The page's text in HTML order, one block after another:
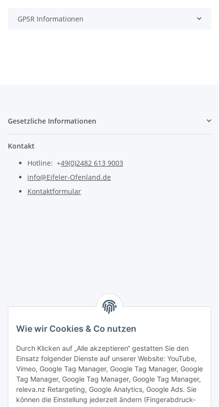
GPSR Informationen
Gesetzliche Informationen
Kontakt
Hotline: +49(0)2482 613 9003
info@Eifeler-Ofenland.de
Kontaktformular
Wie wir Cookies & Co nutzen
Durch Klicken auf „Alle akzeptieren“ gestatten Sie den
Einsatz folgender Dienste auf unserer Website: YouTube,
Vimeo, Google Tag Manager, Google Tag Manager, Google
Tag Manager, Google Tag Manager, Google Tag Manager,
releva.nz Retargeting, Google Analytics, Google Ads. Sie
können die Einstellung jederzeit ändern (Fingerabdruck-